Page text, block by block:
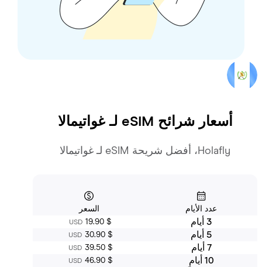
أسعار شرائح eSIM لـ غواتيمالا
Holafly، أفضل شريحة eSIM لـ غواتيمالا
عدد الأيام
USD
USD
USD
USD